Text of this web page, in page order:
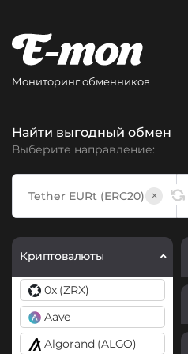
Мониторинг обменников
Найти выгодный обмен
Выберите направление:
×
Криптовалюты
0x (ZRX)
Aave
Algorand (ALGO)